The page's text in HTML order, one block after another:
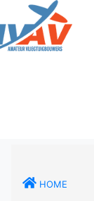
Overslaan
en
naar
Home